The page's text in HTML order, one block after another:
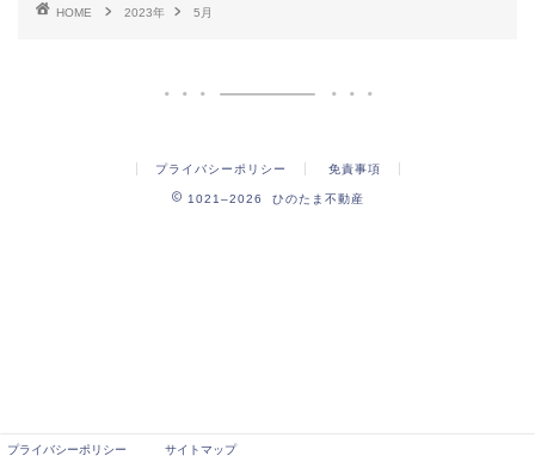
HOME 2023年 5月
プライバシーポリシー 免責事項
1021–2026 ひのたま不動産
プライバシーポリシー サイトマップ